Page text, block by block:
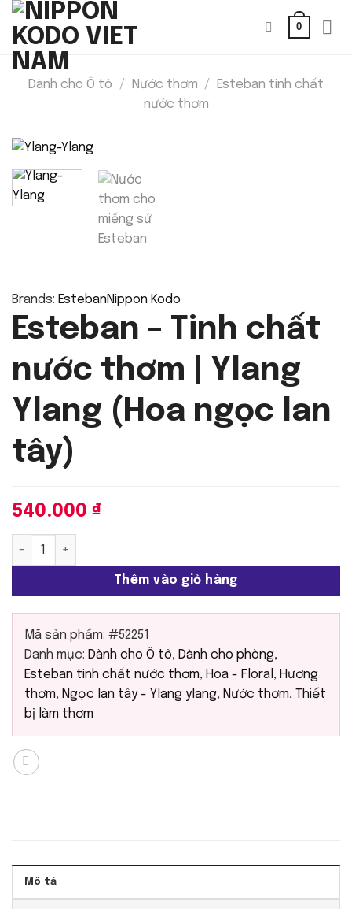
Bỏ
qua
nội
dung
0
Dành cho Ô tô / Nước thơm /
Esteban tinh chất
nước thơm
Brands: EstebanNippon Kodo
Esteban – Tinh chất
nước thơm | Ylang
Ylang (Hoa ngọc lan
tây)
540.000 ₫
Esteban - Tinh chất nước thơm | Ylang Ylang (Hoa ngọc
Thêm vào giỏ hàng
Mã sản phẩm: #52251
Danh mục: Dành cho Ô tô, Dành cho phòng,
Esteban tinh chất nước thơm, Hoa - Floral , Hương
thơm, Ngọc lan tây - Ylang ylang, Nước thơm, Thiết
bị làm thơm
Mô tả